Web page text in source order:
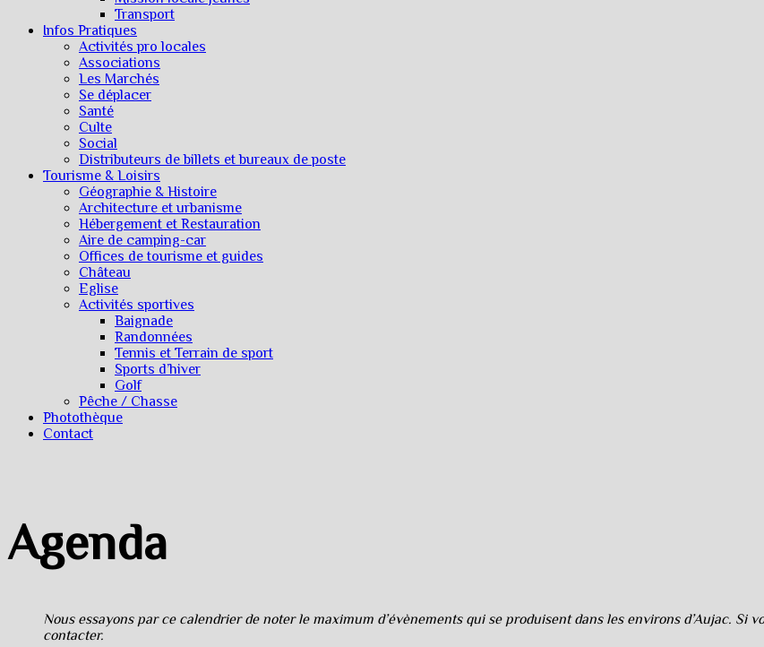
Transport
Infos Pratiques
Activités pro locales
Associations
Les Marchés
Se déplacer
Santé
Culte
Social
Distributeurs de billets et bureaux de poste
Tourisme & Loisirs
Géographie & Histoire
Architecture et urbanisme
Hébergement et Restauration
Aire de camping-car
Offices de tourisme et guides
Château
Eglise
Activités sportives
Baignade
Randonnées
Tennis et Terrain de sport
Sports d’hiver
Golf
Pêche / Chasse
Photothèque
Contact
Agenda
Nous essayons par ce calendrier de noter le maximum d’évènements qui se produisent dans les environs d’Aujac. Si
contacter.